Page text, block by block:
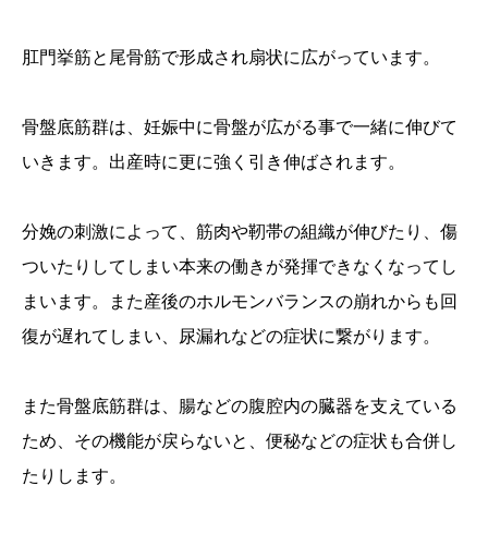
肛門挙筋と尾骨筋で形成され扇状に広がっています。
骨盤底筋群は、妊娠中に骨盤が広がる事で一緒に伸びて
いきます。出産時に更に強く引き伸ばされます。
分娩の刺激によって、筋肉や靭帯の組織が伸びたり、傷
ついたりしてしまい本来の働きが発揮できなくなってし
まいます。また産後のホルモンバランスの崩れからも回
復が遅れてしまい、尿漏れなどの症状に繋がります。
また骨盤底筋群は、腸などの腹腔内の臓器を支えている
ため、その機能が戻らないと、便秘などの症状も合併し
たりします。